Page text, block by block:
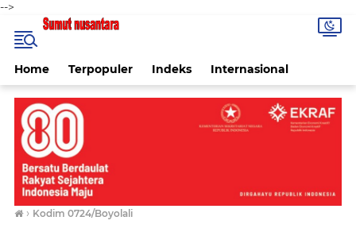
-->
Home Terpopuler Indeks Internasional
› Kodim 0724/Boyolali